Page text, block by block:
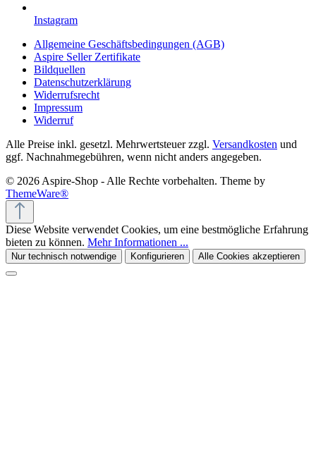
Instagram
Allgemeine Geschäftsbedingungen (AGB)
Aspire Seller Zertifikate
Bildquellen
Datenschutzerklärung
Widerrufsrecht
Impressum
Widerruf
Alle Preise inkl. gesetzl. Mehrwertsteuer zzgl. Versandkosten und
ggf. Nachnahmegebühren, wenn nicht anders angegeben.
© 2026 Aspire-Shop - Alle Rechte vorbehalten. Theme by
ThemeWare®
Diese Website verwendet Cookies, um eine bestmögliche Erfahrung
bieten zu können. Mehr Informationen ...
Nur technisch notwendige Konfigurieren Alle Cookies akzeptieren